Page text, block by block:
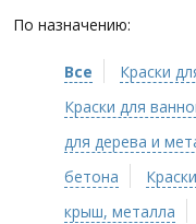
По назначению:
Все Краски
Краски для
для дерева и
бетона
крыш, металла